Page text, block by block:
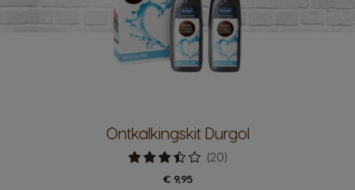
Ontkalkingskit Durgol
Waardering:
(20)
€ 9,95